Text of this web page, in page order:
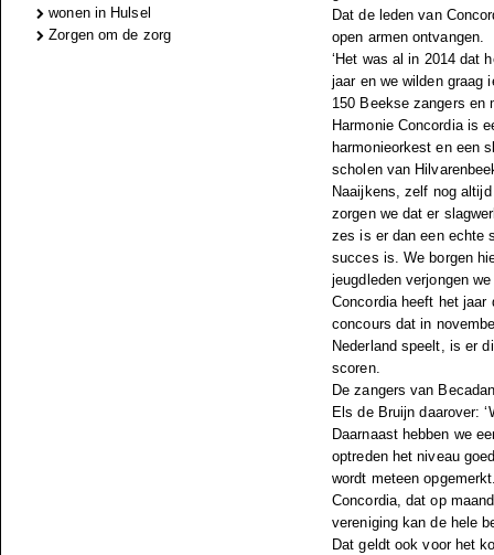
wonen in Hulsel
Zorgen om de zorg
Dat de leden van
open armen ontvangen.
‘Het was al in 2014 dat
jaar en we wilden graag
150 Beekse zangers en
Harmonie Concordia is
harmonieorkest en een
scholen van
Naaijkens, zelf nog
zorgen we dat er
zes is er dan een echte
succes is. We borgen
jeugdleden verjongen
Concordia heeft het jaar
concours dat in
Nederland speelt, is er
scoren.
De zangers van
Els de Bruijn daarover:
Daarnaast hebben we
optreden het niveau
wordt meteen
Concordia, dat op
vereniging kan de hele
Dat geldt ook voor het